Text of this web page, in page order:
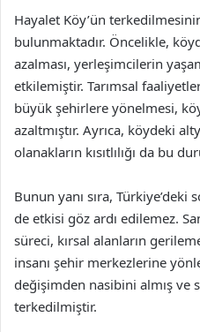
Hayalet Köy’ün
bulunmaktadır. Öncelikle,
azalması, yerleşimcilerin
etkilemiştir. Tarımsal
büyük şehirlere yönelmesi,
azaltmıştır. Ayrıca, köydeki
olanakların kısıtlılığı da bu
Bunun yanı sıra,
de etkisi göz ardı edilemez.
süreci, kırsal alanların
insanı şehir merkezlerine
değişimden nasibini almış ve
terkedilmiştir.